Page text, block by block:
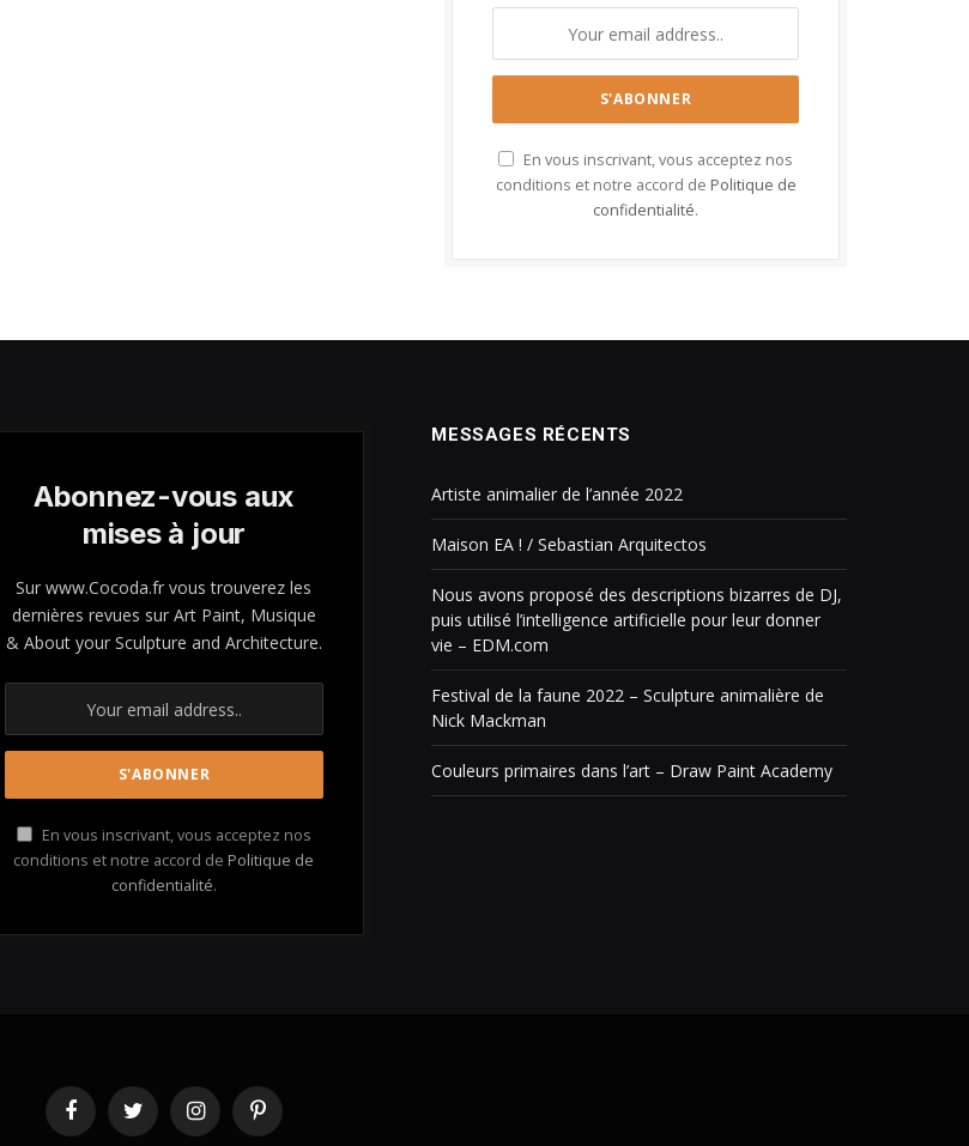
En vous inscrivant, vous acceptez nos
conditions et notre accord de Politique de
confidentialité.
Abonnez-vous aux
mises à jour
Sur www.Cocoda.fr vous trouverez les
dernières revues sur Art Paint, Musique
& About your Sculpture and Architecture.
En vous inscrivant, vous acceptez nos
conditions et notre accord de Politique de
confidentialité.
MESSAGES RÉCENTS
Artiste animalier de l’année 2022
Maison EA ! / Sebastian Arquitectos
Nous avons proposé des descriptions bizarres de DJ,
puis utilisé l’intelligence artificielle pour leur donner
vie – EDM.com
Festival de la faune 2022 – Sculpture animalière de
Nick Mackman
Couleurs primaires dans l’art – Draw Paint Academy
FacebookTwitter InstagramPinterest